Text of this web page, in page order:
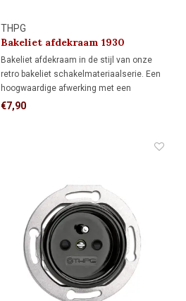
THPG
Bakeliet afdekraam 1930
Bakeliet afdekraam in de stijl van onze
retro bakeliet schakelmateriaalserie. Een
hoogwaardige afwerking met een
authentieke uitstraling.
€7,90